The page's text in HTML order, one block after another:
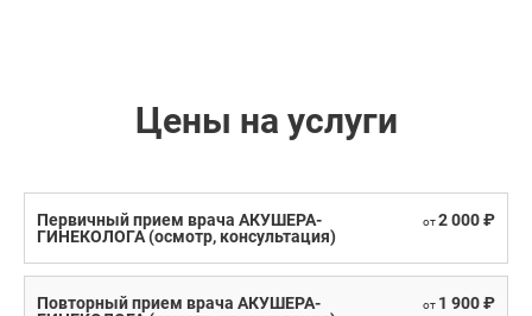
Цены на услуги
Первичный прием врача АКУШЕРА-
ГИНЕКОЛОГА (осмотр, консультация)
от2 000 ₽
Повторный прием врача АКУШЕРА-
от 1 900 ₽